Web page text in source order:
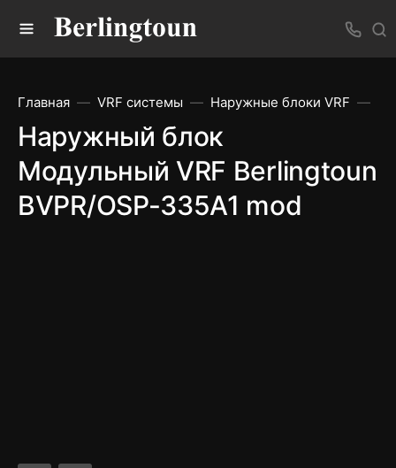
Главная VRF системы Наружные блоки VRF
Наружный блок
Модульный VRF Berlingtoun
BVPR/OSP-335A1 mod